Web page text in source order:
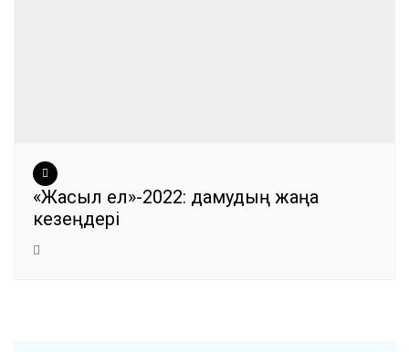
«Жасыл ел»-2022: дамудың жаңа
кезеңдері